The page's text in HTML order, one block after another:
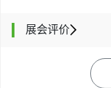
展会评价